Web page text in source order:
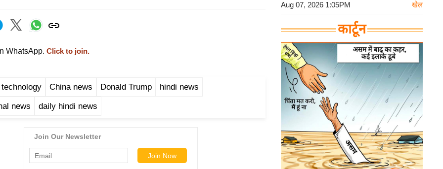
WhatsApp. Click to join.
China news Donald Trump hindi news
news daily hindi news
Aug 07, 2026 1:05PM खेल
कार्टून